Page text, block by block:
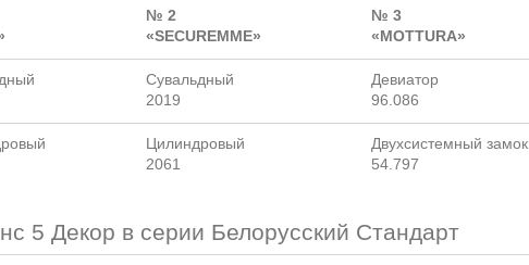
№ 2
«SECUREMME»
№ 3
«MOTTURA»
Сувальдный
2019
Девиатор
96.086
Цилиндровый
2061
Двухсистемный замок
54.797
5 Декор в серии Белорусский Стандарт